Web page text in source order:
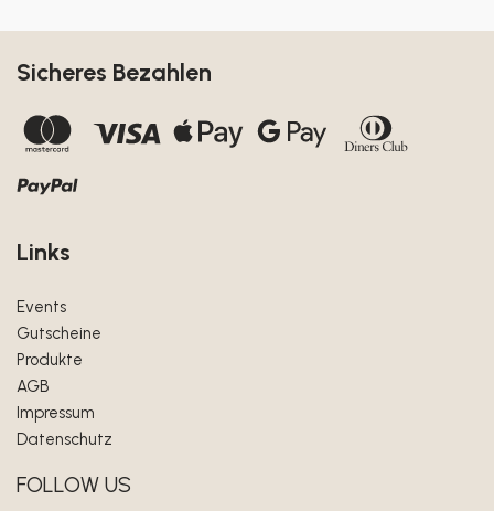
Sicheres Bezahlen
Links
Events
Gutscheine
Produkte
AGB
Impressum
Datenschutz
FOLLOW US